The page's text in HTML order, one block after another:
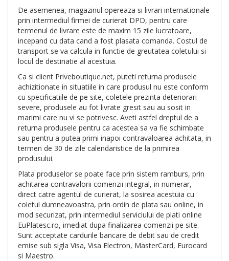
De asemenea, magazinul opereaza si livrari internationale
prin intermediul firmei de curierat DPD, pentru care
termenul de livrare este de maxim 15 zile lucratoare,
incepand cu data cand a fost plasata comanda. Costul de
transport se va calcula in functie de greutatea coletului si
locul de destinatie al acestuia.
Ca si client Priveboutique.net, puteti returna produsele
achizitionate in situatiile in care produsul nu este conform
cu specificatiile de pe site, coletele prezinta deteriorari
severe, produsele au fot livrate gresit sau au sosit in
marimi care nu vi se potrivesc. Aveti astfel dreptul de a
returna produsele pentru ca acestea sa va fie schimbate
sau pentru a putea primi inapoi contravaloarea achitata, in
termen de 30 de zile calendaristice de la primirea
produsului.
Plata produselor se poate face prin sistem ramburs, prin
achitarea contravalorii comenzii integral, in numerar,
direct catre agentul de curierat, la sosirea acestuia cu
coletul dumneavoastra, prin ordin de plata sau online, in
mod securizat, prin intermediul serviciului de plati online
EuPlatesc.ro, imediat dupa finalizarea comenzii pe site.
Sunt acceptate cardurile bancare de debit sau de credit
emise sub sigla Visa, Visa Electron, MasterCard, Eurocard
si Maestro.